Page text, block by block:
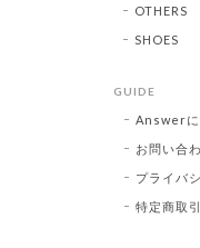
OTHERS
SHOES
GUIDE
Answerに
お問い合
プライバ
特定商取